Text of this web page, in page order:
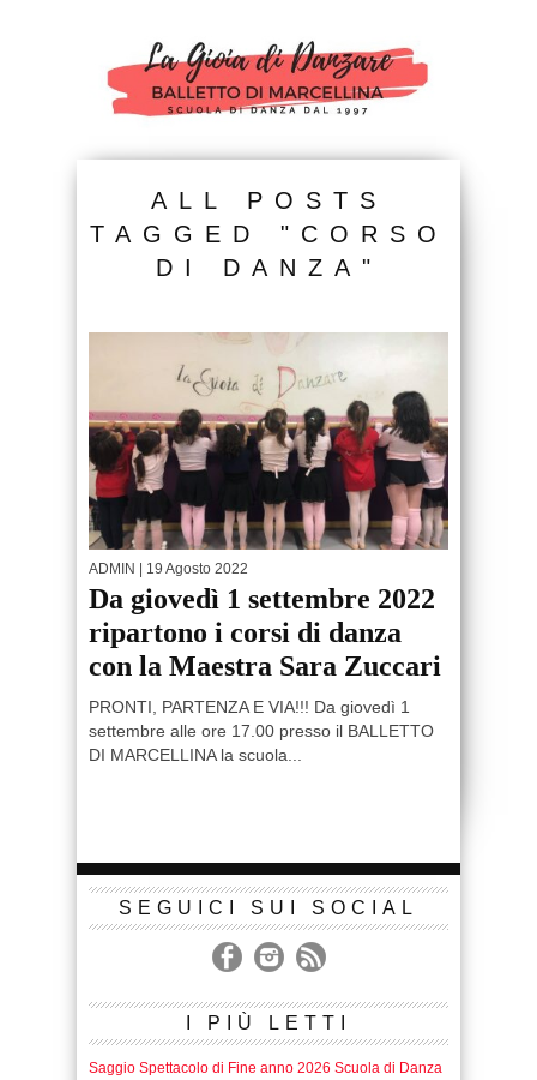
ALL POSTS
TAGGED "CORSO
DI DANZA"
ADMIN | 19 Agosto 2022
Da giovedì 1 settembre 2022
ripartono i corsi di danza
con la Maestra Sara Zuccari
PRONTI, PARTENZA E VIA!!! Da giovedì 1
settembre alle ore 17.00 presso il BALLETTO
DI MARCELLINA la scuola...
SEGUICI SUI SOCIAL
I PIÙ LETTI
Saggio Spettacolo di Fine anno 2026 Scuola di Danza